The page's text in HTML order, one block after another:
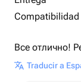
Compatibilidad
Все отлично!
Traducir a